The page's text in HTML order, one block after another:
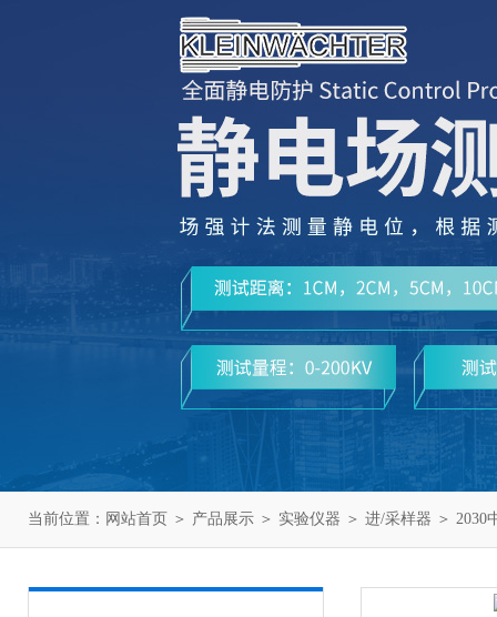
当前位置： 网站首页 ＞ 产品展示 ＞ 实验仪器 ＞ 进/采样器 ＞ 2030